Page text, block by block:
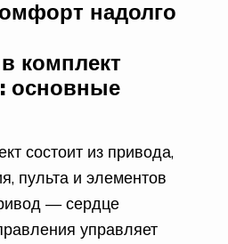
комплект
основные
состоит из привода,
пульта и элементов
— сердце
управляет